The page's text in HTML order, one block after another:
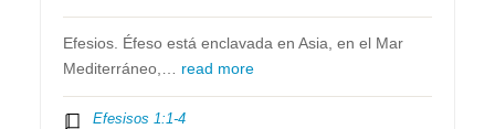
Efesios. Éfeso está enclavada en Asia, en el Mar
Mediterráneo,… read more
Efesisos 1:1-4